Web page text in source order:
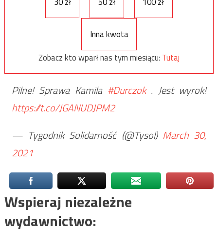
Inna kwota
Zobacz kto wparł nas tym miesiącu: Tutaj
Pilne! Sprawa Kamila #Durczok. Jest wyrok!
https://t.co/JGANUDJPM2
— Tygodnik Solidarność (@Tysol) March 30,
2021
Wspieraj niezależne
wydawnictwo: